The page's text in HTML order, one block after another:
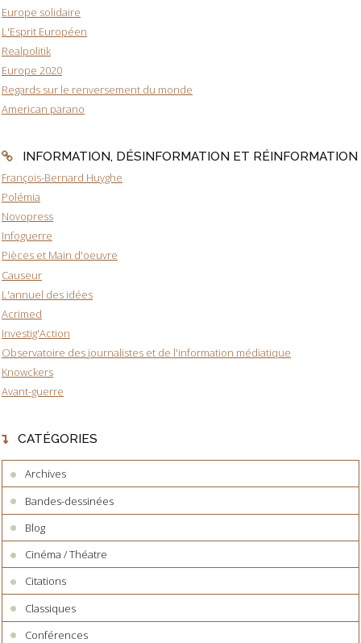
Europe solidaire
L'Esprit Européen
Realpolitik
Europe 2020
Regards sur le renversement du monde
American parano
INFORMATION, DÉSINFORMATION ET RÉINFORMATION
François-Bernard Huyghe
Polémia
Novopress
Infoguerre
Pièces et Main d'oeuvre
Causeur
L'annuel des idées
Acrimed
Investig'Action
Observatoire des journalistes et de l'information médiatique
Knowckers
Avant-guerre
CATÉGORIES
Archives
Bandes-dessinées
Blog
Cinéma / Théatre
Citations
Classiques
Conférences